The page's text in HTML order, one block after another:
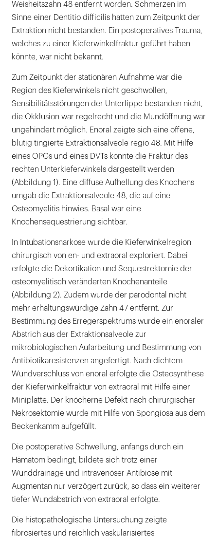
Weisheitszahn 48 entfernt worden. Schmerzen im
Sinne einer Dentitio difficilis hatten zum Zeitpunkt der
Extraktion nicht bestanden. Ein postoperatives Trauma,
welches zu einer Kieferwinkelfraktur geführt haben
könnte, war nicht bekannt.
Zum Zeitpunkt der stationären Aufnahme war die
Region des Kieferwinkels nicht geschwollen,
Sensibilitätsstörungen der Unterlippe bestanden nicht,
die Okklusion war regelrecht und die Mundöffnung war
ungehindert möglich. Enoral zeigte sich eine offene,
blutig tingierte Extraktionsalveole regio 48. Mit Hilfe
eines OPGs und eines DVTs konnte die Fraktur des
rechten Unterkieferwinkels dargestellt werden
(Abbildung 1). Eine diffuse Aufhellung des Knochens
umgab die Extraktionsalveole 48, die auf eine
Osteomyelitis hinwies. Basal war eine
Knochensequestrierung sichtbar.
In Intubationsnarkose wurde die Kieferwinkelregion
chirurgisch von en- und extraoral exploriert. Dabei
erfolgte die Dekortikation und Sequestrektomie der
osteomyelitisch veränderten Knochenanteile
(Abbildung 2). Zudem wurde der parodontal nicht
mehr erhaltungswürdige Zahn 47 entfernt. Zur
Bestimmung des Erregerspektrums wurde ein enoraler
Abstrich aus der Extraktionsalveole zur
mikrobiologischen Aufarbeitung und Bestimmung von
Antibiotikaresistenzen angefertigt. Nach dichtem
Wundverschluss von enoral erfolgte die Osteosynthese
der Kieferwinkelfraktur von extraoral mit Hilfe einer
Miniplatte. Der knöcherne Defekt nach chirurgischer
Nekrosektomie wurde mit Hilfe von Spongiosa aus dem
Beckenkamm aufgefüllt.
Die postoperative Schwellung, anfangs durch ein
Hämatom bedingt, bildete sich trotz einer
Wunddrainage und intravenöser Antibiose mit
Augmentan nur verzögert zurück, so dass ein weiterer
tiefer Wundabstrich von extraoral erfolgte.
Die histopathologische Untersuchung zeigte
fibrosiertes und reichlich vaskularisiertes